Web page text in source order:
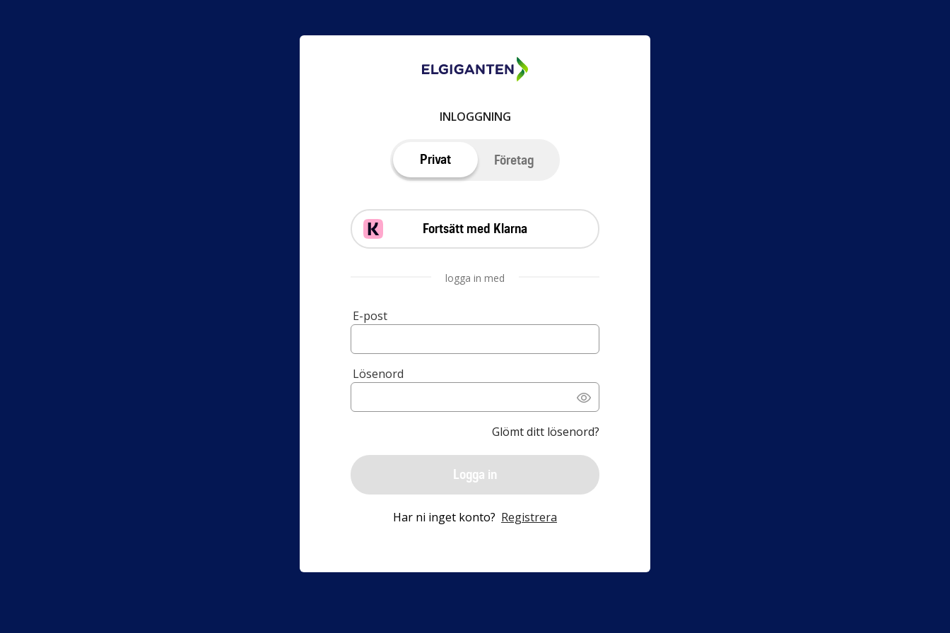
INLOGGNING
Privat Företag
Fortsätt med Klarna
logga in med
E-post
Lösenord
Glömt ditt lösenord?
Logga in
Har ni inget konto? Registrera